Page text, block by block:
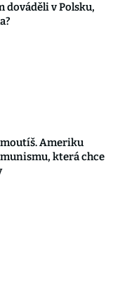
dováděli v Polsku,
Ameriku
která chce